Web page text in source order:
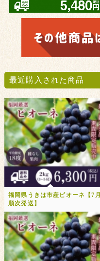
最近購入された商品
福岡県うきは市産ピオーネ【7月
順次発送】